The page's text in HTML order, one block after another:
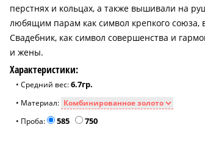
перстнях и кольцах, а также вышивали на
любящим парам как символ крепкого
Свадебник, как символ совершенства и
и жены.
Характеристики:
• Средний вес:6.7гр.
• Материал:
• Проба:
585 750